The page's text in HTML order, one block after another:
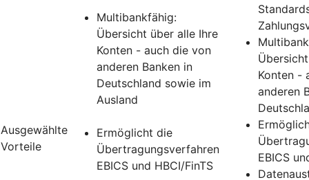
Ausgewählte
Vorteile
Multibankfähig:
Übersicht über alle Ihre
Konten - auch die von
anderen Banken in
Deutschland sowie im
Ausland
Ermöglicht die
Übertragungsverfahren
EBICS und HBCI/FinTS
Konten -
anderen
EBICS